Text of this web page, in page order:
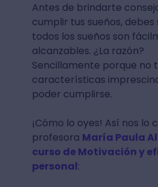
Antes de brindarte
cumplir tus sueños,
todos los sueños son
alcanzables. ¿La razón?
Sencillamente porque no
características
poder cumplirse.
¡Cómo lo oyes! Así nos lo
profesora María Paula
curso de Motivación y
personal: